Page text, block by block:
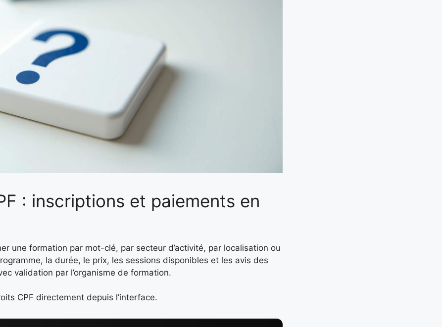
: inscriptions et paiements en
une formation par mot-clé, par secteur d’activité, par localisation ou
la durée, le prix, les sessions disponibles et les avis des
validation par l’organisme de formation.
CPF directement depuis l’interface.